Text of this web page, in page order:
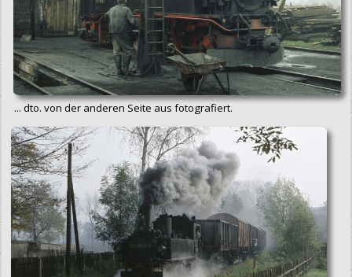
... dto. von der anderen Seite aus fotografiert.